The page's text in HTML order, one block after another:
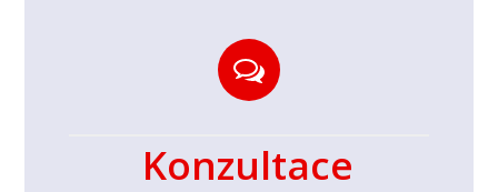
Konzultace